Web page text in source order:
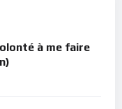
à me faire